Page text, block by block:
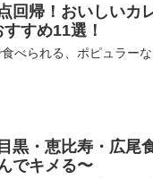
点回帰！おいしい
すすめ11選！
べられる、ポピュラー
目黒・恵比寿・広
でキメる〜